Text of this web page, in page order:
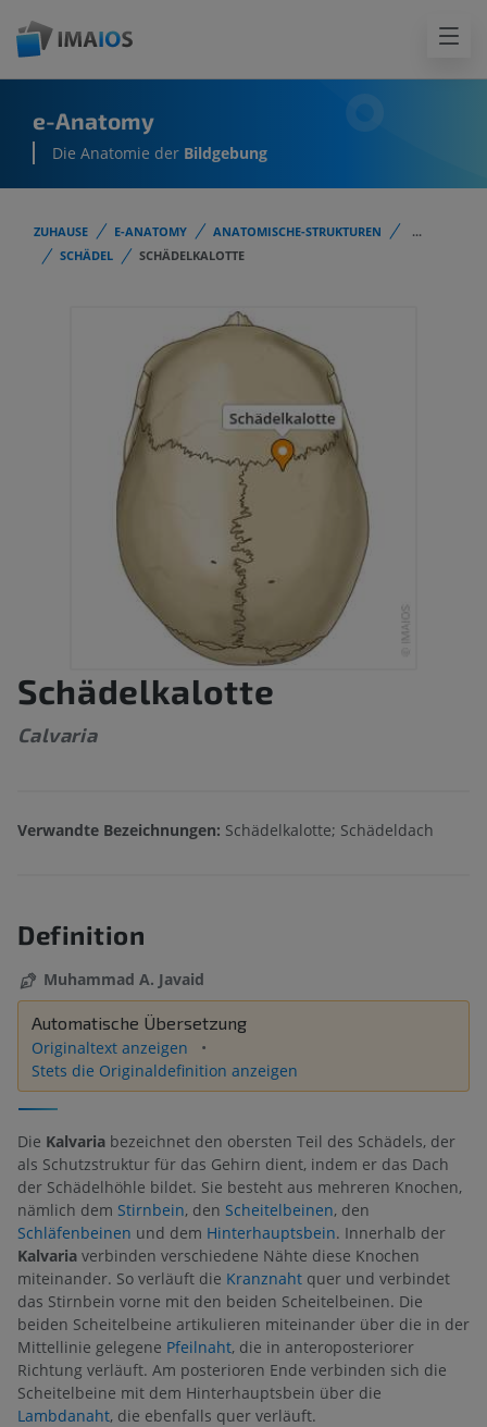
e-Anatomy
Die Anatomie der Bildgebung
ZUHAUSE E-ANATOMY ANATOMISCHE-STRUKTUREN
...
SCHÄDEL
SCHÄDELKALOTTE
Schädelkalotte
Calvaria
Verwandte Bezeichnungen: Schädelkalotte; Schädeldach
Definition
Muhammad A. Javaid
Automatische Übersetzung
Originaltext anzeigen
Stets die Originaldefinition anzeigen
Die Kalvaria bezeichnet den obersten Teil des Schädels, der
als Schutzstruktur für das Gehirn dient, indem er das Dach
der Schädelhöhle bildet. Sie besteht aus mehreren Knochen,
nämlich dem Stirnbein, den Scheitelbeinen, den
Schläfenbeinen und dem Hinterhauptsbein. Innerhalb der
Kalvaria verbinden verschiedene Nähte diese Knochen
miteinander. So verläuft die Kranznaht quer und verbindet
das Stirnbein vorne mit den beiden Scheitelbeinen. Die
beiden Scheitelbeine artikulieren miteinander über die in der
Mittellinie gelegene Pfeilnaht, die in anteroposteriorer
Richtung verläuft. Am posterioren Ende verbinden sich die
Scheitelbeine mit dem Hinterhauptsbein über die
Lambdanaht, die ebenfalls quer verläuft.